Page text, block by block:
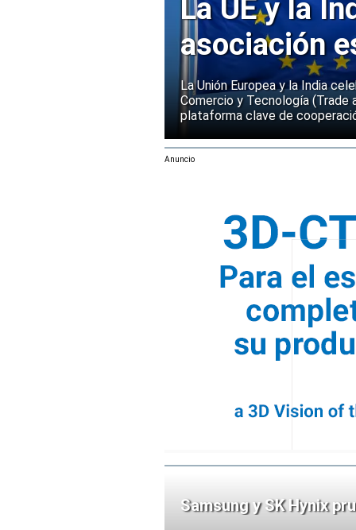
La UE y la
asociación
La Unión Europea y la India
Comercio y Tecnología (Trade
plataforma clave de
Anuncio
Samsung y SK Hynix